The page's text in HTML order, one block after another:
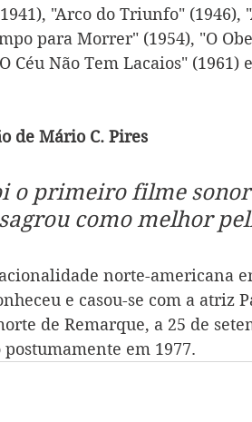
"Arco do Triunfo" (1946),
para Morrer" (1954), "O
Céu Não Tem Lacaios" (1961)
de Mário C. Pires
o primeiro filme
como melhor
norte-americana
e casou-se com a atriz
de Remarque, a 25 de
em 1977.